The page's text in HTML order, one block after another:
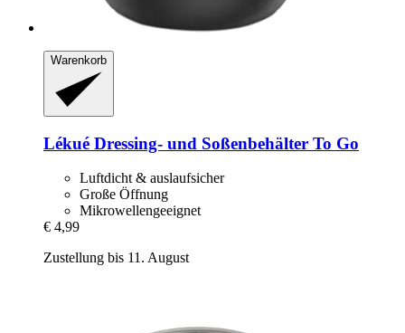
Warenkorb
Lékué Dressing-​ und Soßenbehälter To Go
Luftdicht & auslaufsicher
Große Öffnung
Mikrowellengeeignet
€ 4,99
Zustellung bis 11. August